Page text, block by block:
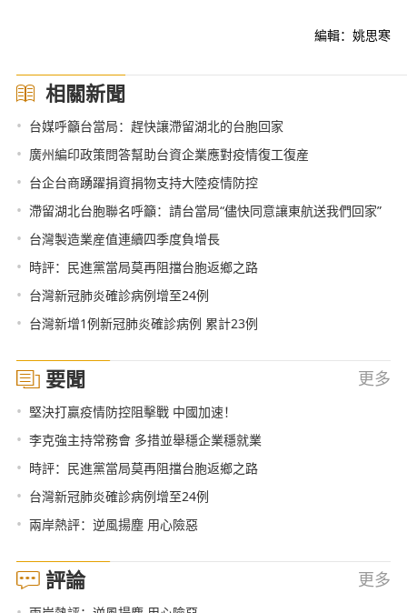
編輯：姚思寒
相關新聞
• 台媒呼籲台當局：趕快讓滯留湖北的台胞回家
• 廣州編印政策問答幫助台資企業應對疫情復工復産
• 台企台商踴躍捐資捐物支持大陸疫情防控
• 滯留湖北台胞聯名呼籲：請台當局“儘快同意讓東航送我們回家”
• 台灣製造業産值連續四季度負增長
• 時評：民進黨當局莫再阻擋台胞返鄉之路
• 台灣新冠肺炎確診病例增至24例
• 台灣新增1例新冠肺炎確診病例 累計23例
要聞 更多
• 堅決打贏疫情防控阻擊戰 中國加速！
• 李克強主持常務會 多措並舉穩企業穩就業
• 時評：民進黨當局莫再阻擋台胞返鄉之路
• 台灣新冠肺炎確診病例增至24例
• 兩岸熱評：逆風揚塵 用心險惡
評論 更多